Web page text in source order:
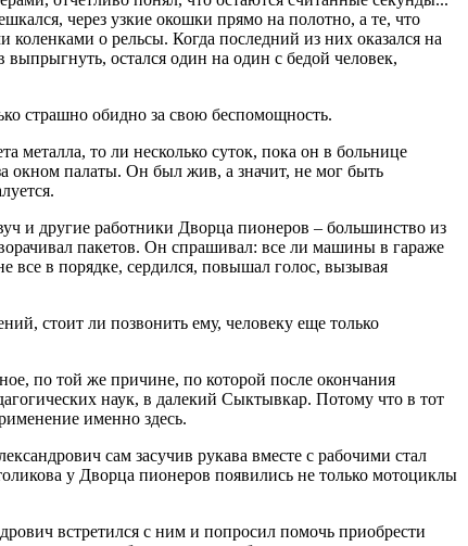
через узкие окошки прямо на полотно, а те, что
о рельсы. Когда последний из них оказался на
остался один на один с бедой человек,
страшно обидно за свою беспомощность.
металла, то ли несколько суток, пока он в больнице
окном палаты. Он был жив, а значит, не мог быть
и другие работники Дворца пионеров – большинство из
пакетов. Он спрашивал: все ли машины в гараже
все в порядке, сердился, повышал голос, вызывая
стоит ли позвонить ему, человеку еще только
по той же причине, по которой после окончания
наук, в далекий Сыктывкар. Потому что в тот
именно здесь.
сам засучив рукава вместе с рабочими стал
у Дворца пионеров появились не только мотоциклы
встретился с ним и попросил помочь приобрести